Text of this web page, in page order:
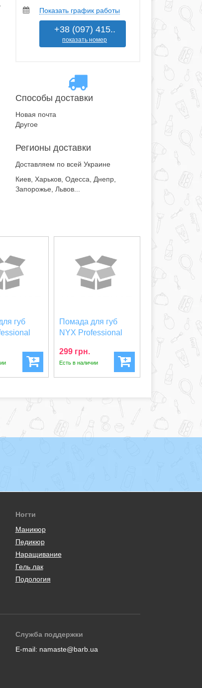
Показать график работы
+38 (097) 415..
показать номер
Способы доставки
Новая почта
Другое
Регионы доставки
Доставляем по всей Украине
Киев, Харьков, Одесса, Днепр,
Запорожье, Львов...
губ
Помада для губ
NYX Professional
4...
299 грн.
Есть в наличии
Ногти
Маникюр
Педикюр
Наращивание
Гель лак
Подология
Служба поддержки
E-mail: namaste@barb.ua